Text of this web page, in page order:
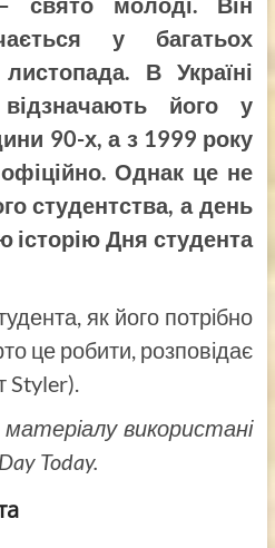
у багатьох
В Україні
його у
90-х, а з 1999 року
Однак це не
студентства, а день
історію Дня студента
як його потрібно
це робити, розповідає
Styler).
використані
Today.